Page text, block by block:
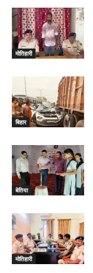
मोतिहारी
बिहार
बेतिया
मोतिहारी